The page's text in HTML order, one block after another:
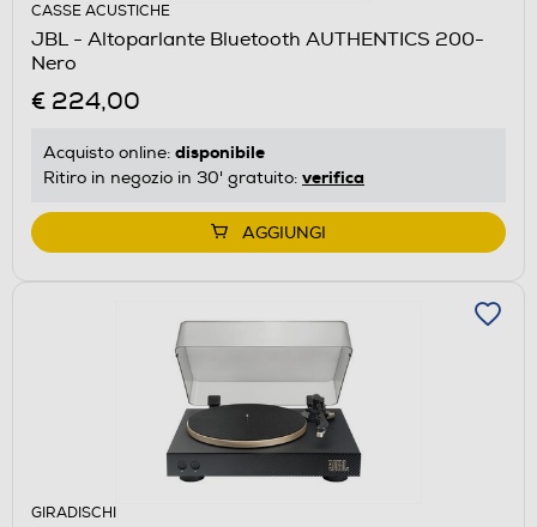
CASSE ACUSTICHE
JBL - Altoparlante Bluetooth AUTHENTICS 200-
Nero
€ 224,00
Acquisto online: disponibile
Ritiro in negozio in 30' gratuito: verifica
AGGIUNGI
GIRADISCHI